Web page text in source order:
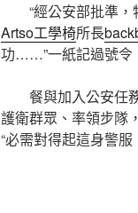
“經公安部批準
Artso工學椅所長
功……”一紙記過號令
餐與加入公安任
護衛群眾、率領步隊
“必需對得起這身警